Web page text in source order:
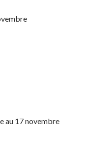
au 17 novembre